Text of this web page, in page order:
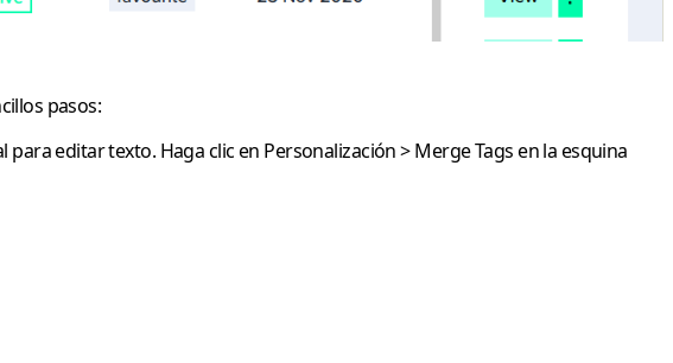
pasos:
para editar texto. Haga clic en Personalización>Merge Tagsen la esquina